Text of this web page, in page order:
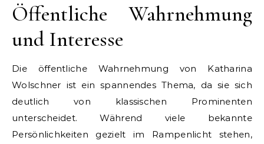
Öffentliche Wahrnehmung
und Interesse
Die öffentliche Wahrnehmung von Katharina
Wolschner ist ein spannendes Thema, da sie sich
deutlich von klassischen Prominenten
unterscheidet. Während viele bekannte
Persönlichkeiten gezielt im Rampenlicht stehen,